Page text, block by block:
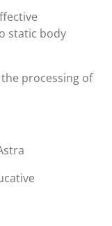
static body
processing of